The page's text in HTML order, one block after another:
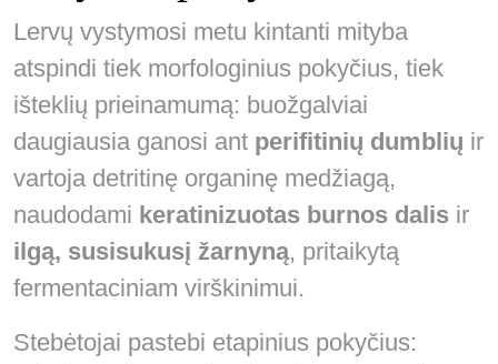
Lervų vystymosi metu kintanti mityba
atspindi tiek morfologinius pokyčius, tiek
išteklių prieinamumą: buožgalviai
daugiausia ganosi ant perifitinių dumblių ir
vartoja detritinę organinę medžiagą,
naudodami keratinizuotas burnos dalis ir
ilgą, susisukusį žarnyną, pritaikytą
fermentaciniam virškinimui.
Stebėtojai pastebi etapinius pokyčius: